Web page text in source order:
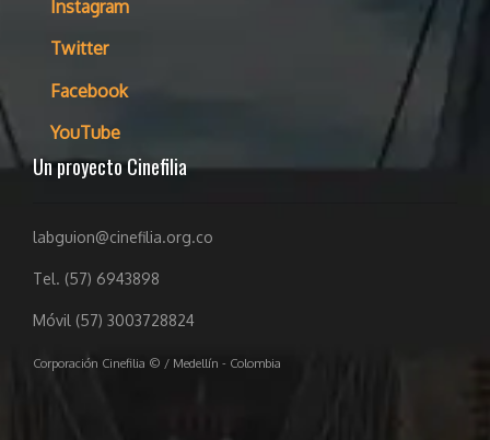
Instagram
Twitter
Facebook
YouTube
Un proyecto Cinefilia
labguion@cinefilia.org.co
Tel. (57) 6943898
Móvil (57) 3003728824
Corporación Cinefilia © / Medellín - Colombia